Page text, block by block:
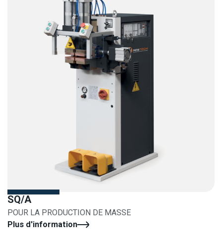
SQ/A
POUR LA PRODUCTION DE MASSE
Plus d'information